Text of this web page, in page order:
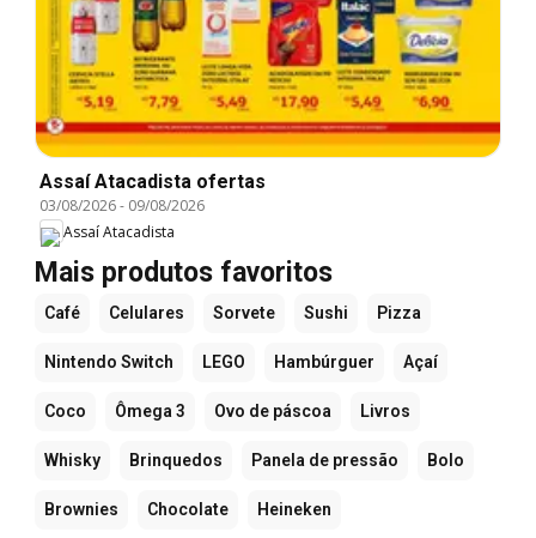
Assaí Atacadista ofertas
03/08/2026- 09/08/2026
Assaí Atacadista
Mais produtos favoritos
Café Celulares Sorvete Sushi Pizza
Nintendo Switch LEGO Hambúrguer Açaí
Coco Ômega 3 Ovo de páscoa Livros
Whisky Brinquedos Panela de pressão Bolo
Brownies Chocolate Heineken